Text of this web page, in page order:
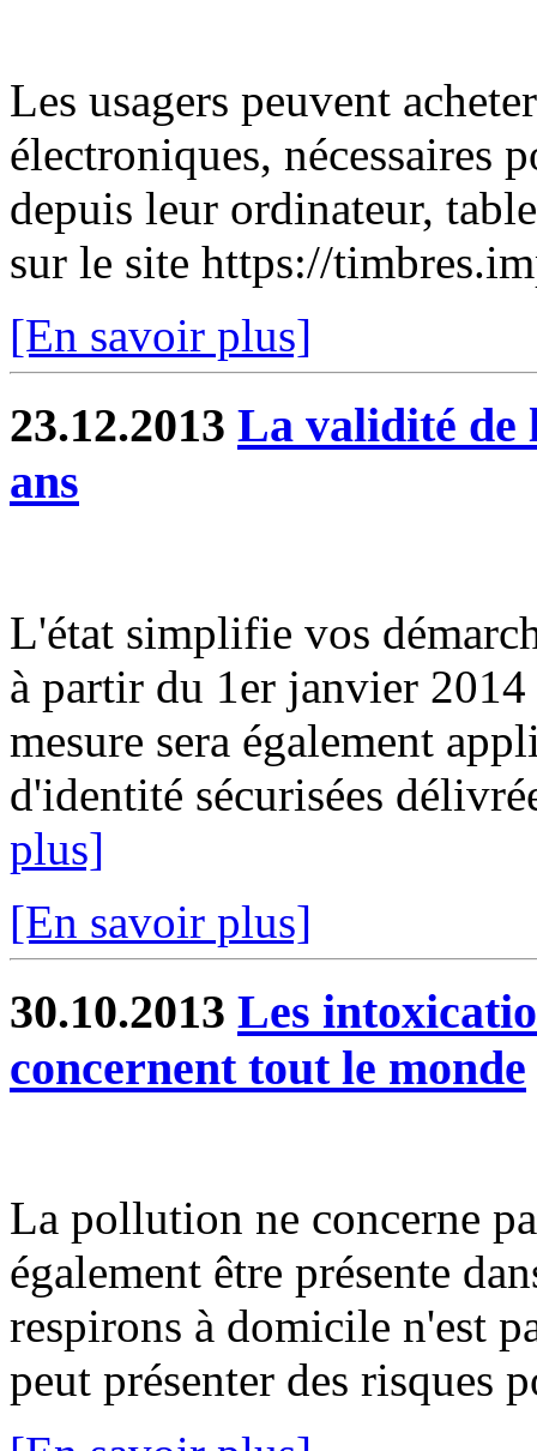
Les usagers peuvent
électroniques, nécessaires
depuis leur ordinateur,
sur le site https://
[En savoir plus]
23.12.2013 La validité de
ans
L'état simplifie vos
à partir du 1er janvier
mesure sera également
d'identité sécurisées
plus]
[En savoir plus]
30.10.2013 Les
concernent tout le monde
La pollution ne concerne
également être présente
respirons à domicile n'est
peut présenter des risques